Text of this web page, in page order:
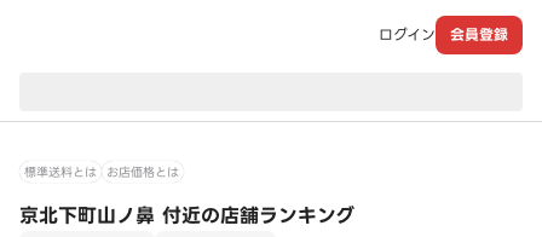
ログイン 会員登録
標準送料とは お店価格とは
京北下町山ノ鼻 付近の店舗ランキング